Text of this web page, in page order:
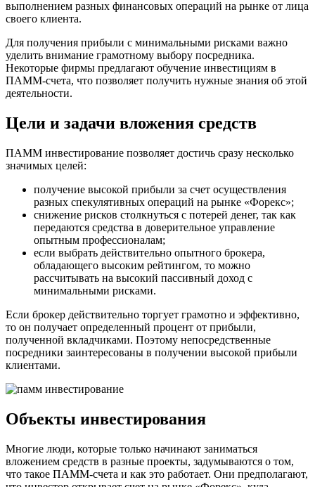
выполнением разных финансовых операций на рынке от лица
своего клиента.
Для получения прибыли с минимальными рисками важно
уделить внимание грамотному выбору посредника.
Некоторые фирмы предлагают обучение инвестициям в
ПАММ-счета, что позволяет получить нужные знания об этой
деятельности.
Цели и задачи вложения средств
ПАММ инвестирование позволяет достичь сразу несколько
значимых целей:
получение высокой прибыли за счет осуществления
разных спекулятивных операций на рынке «Форекс»;
снижение рисков столкнуться с потерей денег, так как
передаются средства в доверительное управление
опытным профессионалам;
если выбрать действительно опытного брокера,
обладающего высоким рейтингом, то можно
рассчитывать на высокий пассивный доход с
минимальными рисками.
Если брокер действительно торгует грамотно и эффективно,
то он получает определенный процент от прибыли,
полученной вкладчиками. Поэтому непосредственные
посредники заинтересованы в получении высокой прибыли
клиентами.
Объекты инвестирования
Многие люди, которые только начинают заниматься
вложением средств в разные проекты, задумываются о том,
что такое ПАММ-счета и как это работает. Они предполагают,